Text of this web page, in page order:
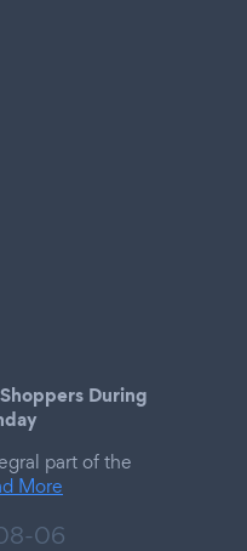
During
part of the
More
06